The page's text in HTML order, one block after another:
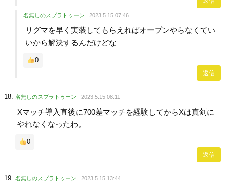
名無しのスプラトゥーン 2023.5.15 07:46
リグマを早く実装してもらえればオープンやらなくてい
いから解決するんだけどな
0
返信
名無しのスプラトゥーン 2023.5.15 08:11
Xマッチ導入直後に700差マッチを経験してからXは真剣に
やれなくなったわ。
0
返信
名無しのスプラトゥーン 2023.5.15 13:44